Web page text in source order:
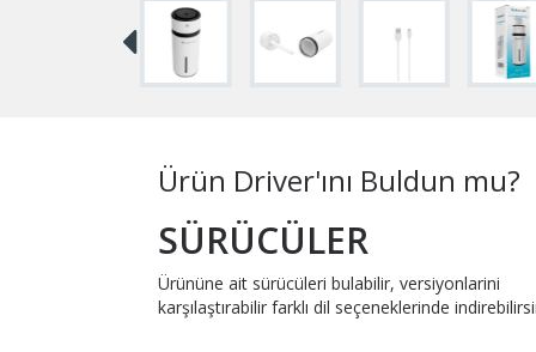
Ürün Driver'ını Buldun mu?
SÜRÜCÜLER
Ürününe ait sürücüleri bulabilir, versiyonlarini
karşılaştırabilir farklı dil seçeneklerinde